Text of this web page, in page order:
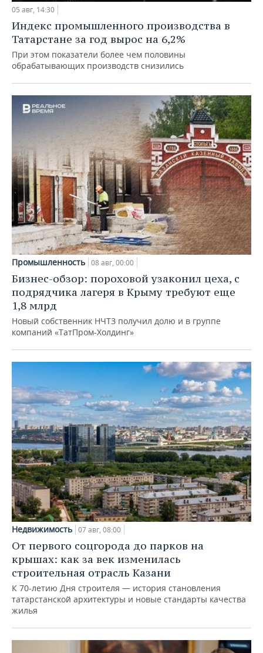
05 авг, 14:30
Индекс промышленного производства в
Татарстане за год вырос на 6,2%
При этом показатели более чем половины
обрабатывающих производств снизились
Промышленность 08 авг, 00:00
Бизнес-обзор: пороховой узаконил цеха, с
подрядчика лагеря в Крыму требуют еще
1,8 млрд
Новый собственник НЧТЗ получил долю и в группе
компаний «ТатПром-Холдинг»
Недвижимость 07 авг, 08:00
От первого соцгорода до парков на
крышах: как за век изменилась
строительная отрасль Казани
К 70-летию Дня строителя — история становления
татарстанской архитектуры и новые стандарты качества
жилья